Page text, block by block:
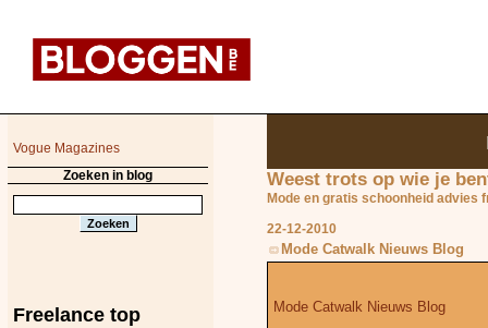
Vogue Magazines
Zoeken in blog
Freelance top
Weest trots op wie je
Mode en gratis schoonheid advies
22-12-2010
Mode Catwalk Nieuws Blog
Mode Catwalk Nieuws Blog